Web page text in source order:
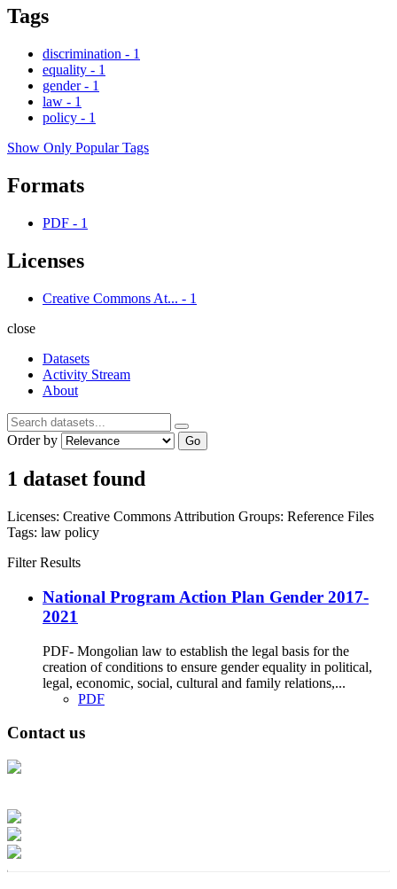
Tags
discrimination - 1
equality - 1
gender - 1
law - 1
policy - 1
Show Only Popular Tags
Formats
PDF - 1
Licenses
Creative Commons At... - 1
close
Datasets
Activity Stream
About
Order by Go
1 dataset found
Licenses: Creative Commons Attribution Groups: Reference Files
Tags: law policy
Filter Results
National Program Action Plan Gender 2017-
2021
PDF- Mongolian law to establish the legal basis for the
creation of conditions to ensure gender equality in political,
legal, economic, social, cultural and family relations,...
PDF
Contact us